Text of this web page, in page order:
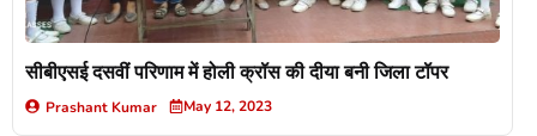
सीबीएसई दसवीं परिणाम में होली क्रॉस की दीया बनी जिला टॉपर
Prashant Kumar May 12, 2023